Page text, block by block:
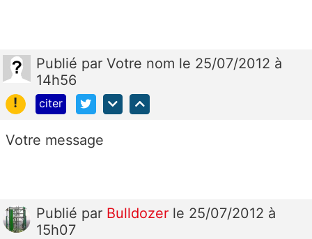
Publié par Votre nom le 25/07/2012 à
14h56
!
citer
Votre message
Publié par Bulldozer le 25/07/2012 à
15h07